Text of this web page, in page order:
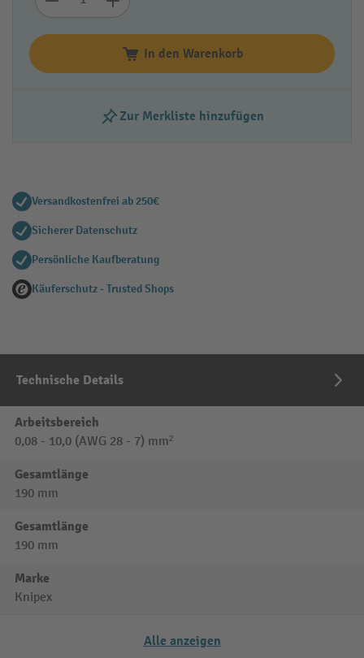
In den Warenkorb
Zur Merkliste hinzufügen
Versandkostenfrei ab 250€
Sicherer Datenschutz
Persönliche Kaufberatung
Käuferschutz - Trusted Shops
Technische Details
Arbeitsbereich
0,08 - 10,0 (AWG 28 - 7) mm²
Gesamtlänge
190 mm
Gesamtlänge
190 mm
Marke
Knipex
Alle anzeigen